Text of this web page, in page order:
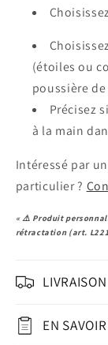
(étoiles ou
poussière
Précisez
à la main
Intéressé par
particulier ?
« ⚠️ Produit
rétractation (art.
LIVRAISON
EN